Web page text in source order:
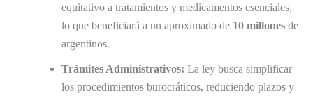
equitativo a tratamientos y medicamentos esenciales,
lo que beneficiará a un aproximado de 10 millones de
argentinos.
Trámites Administrativos: La ley busca simplificar
los procedimientos burocráticos, reduciendo plazos y